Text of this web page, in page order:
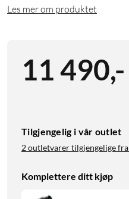
Les mer om produktet
11 490,-
Tilgjengelig i vår outlet
2 outletvarer tilgjengelige fra
Komplettere ditt kjøp